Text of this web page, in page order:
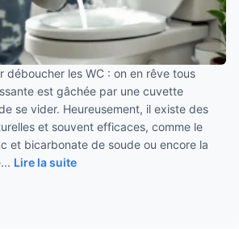
déboucher les WC : on en rêve tous
est gâchée par une cuvette
se vider. Heureusement, il existe des
et souvent efficaces, comme le
et bicarbonate de soude ou encore la
Lire la suite